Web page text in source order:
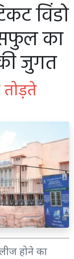
विंडो
का
जुगत
होने का